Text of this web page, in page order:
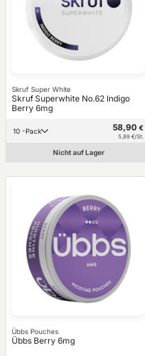
Skruf Super White
Skruf Superwhite No.62 Indigo
Berry 6mg
10 -Pack 58,90 €
5,89 €/St.
Nicht auf Lager
Übbs Pouches
Übbs Berry 6mg